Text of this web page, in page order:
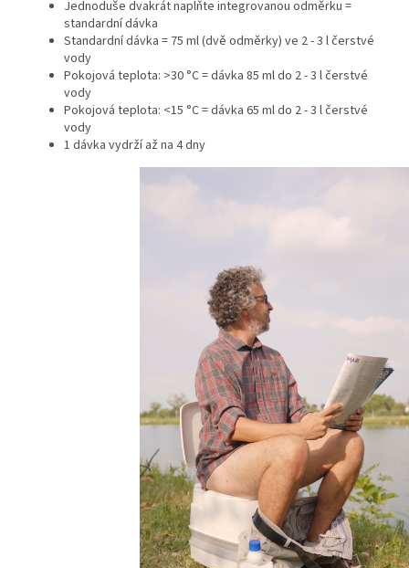
Jednoduše dvakrát naplňte integrovanou odměrku =
standardní dávka
Standardní dávka = 75 ml (dvě odměrky) ve 2 - 3 l čerstvé
vody
Pokojová teplota: >30 °C = dávka 85 ml do 2 - 3 l čerstvé
vody
Pokojová teplota: <15 °C = dávka 65 ml do 2 - 3 l čerstvé
vody
1 dávka vydrží až na 4 dny